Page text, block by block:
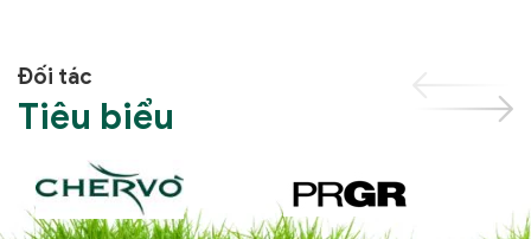
Đối tác
Tiêu biểu